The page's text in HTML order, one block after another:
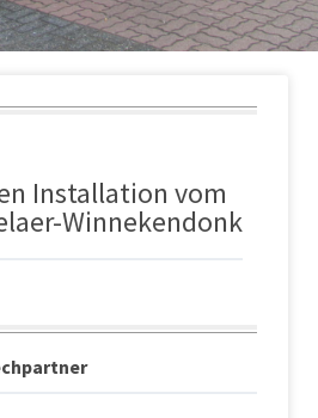
Installation vom
Winnekendonk